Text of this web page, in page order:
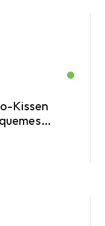
Kissen
grau, 50 x